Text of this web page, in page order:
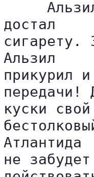
достал
сигарету.
Альзил
прикурил
передачи!
куски свой
Атлантида
не